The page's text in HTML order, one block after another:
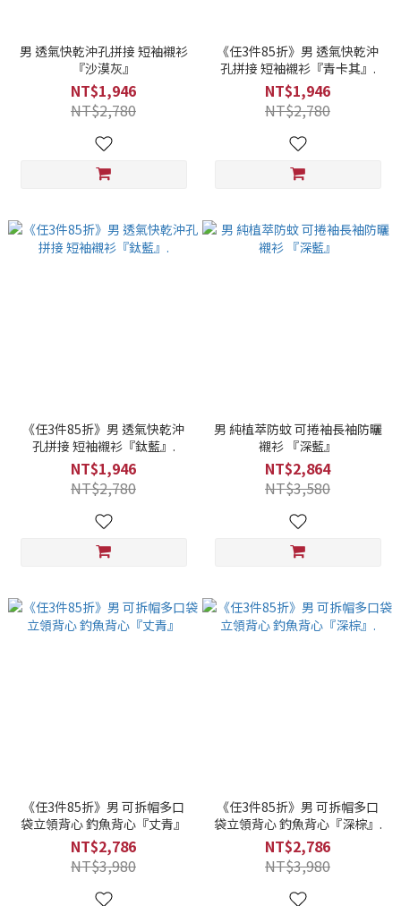
男 透氣快乾沖孔拼接 短袖襯衫
『沙漠灰』
NT$1,946
NT$2,780
《任3件85折》男 透氣快乾沖
孔拼接 短袖襯衫『青卡其』.
NT$1,946
NT$2,780
《任3件85折》男 透氣快乾沖
孔拼接 短袖襯衫『鈦藍』.
NT$1,946
NT$2,780
男 純植萃防蚊 可捲袖長袖防曬
襯衫 『深藍』
NT$2,864
NT$3,580
《任3件85折》男 可拆帽多口
袋立領背心 釣魚背心『丈青』
NT$2,786
NT$3,980
《任3件85折》男 可拆帽多口
袋立領背心 釣魚背心『深棕』.
NT$2,786
NT$3,980